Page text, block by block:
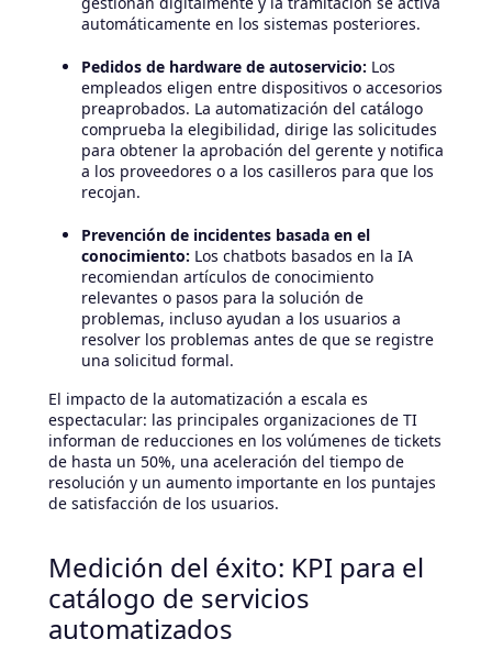
automáticamente en los sistemas posteriores.
Pedidos de hardware de autoservicio: Los
empleados eligen entre dispositivos o accesorios
preaprobados. La automatización del catálogo
comprueba la elegibilidad, dirige las solicitudes
para obtener la aprobación del gerente y notifica
a los proveedores o a los casilleros para que los
recojan.
Prevención de incidentes basada en el
conocimiento: Los chatbots basados en la IA
recomiendan artículos de conocimiento
relevantes o pasos para la solución de
problemas, incluso ayudan a los usuarios a
resolver los problemas antes de que se registre
una solicitud formal.
El impacto de la automatización a escala es
espectacular: las principales organizaciones de TI
informan de reducciones en los volúmenes de tickets
de hasta un 50%, una aceleración del tiempo de
resolución y un aumento importante en los puntajes
de satisfacción de los usuarios.
Medición del éxito: KPI para el
catálogo de servicios
automatizados